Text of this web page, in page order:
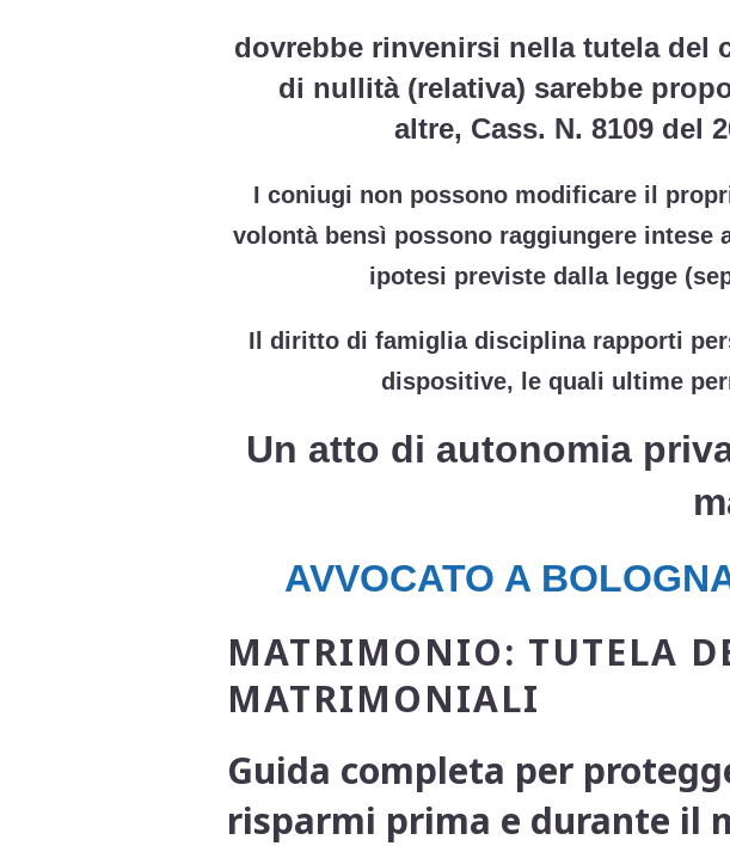
dovrebbe rinvenirsi nella tutela del
di nullità (relativa) sarebbe
altre, Cass. N. 8109 del
I coniugi non possono modificare il
volontà bensì possono raggiungere intese
ipotesi previste dalla legge
Il diritto di famiglia disciplina rapporti
dispositive, le quali ultime
Un atto di autonomia
AVVOCATO A
MATRIMONIO: TUTELA
MATRIMONIALI
Guida completa per
risparmi prima e durante il